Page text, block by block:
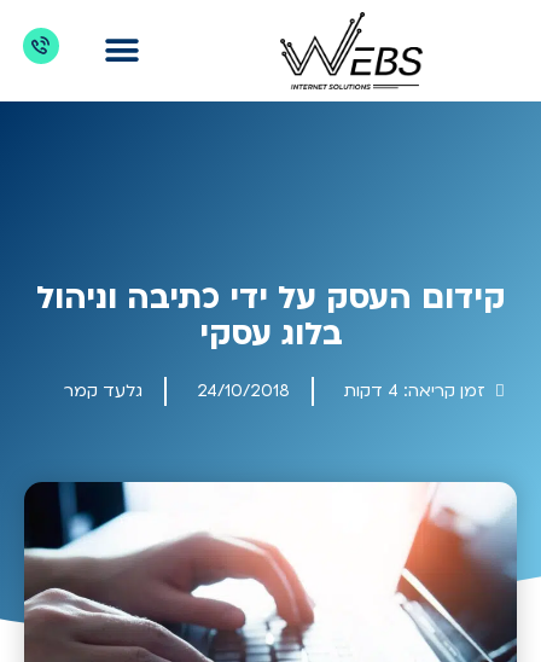
קידום העסק על ידי כתיבה וניהול
בלוג עסקי
זמן קריאה: 4 דקות 24/10/2018 גלעד קמר